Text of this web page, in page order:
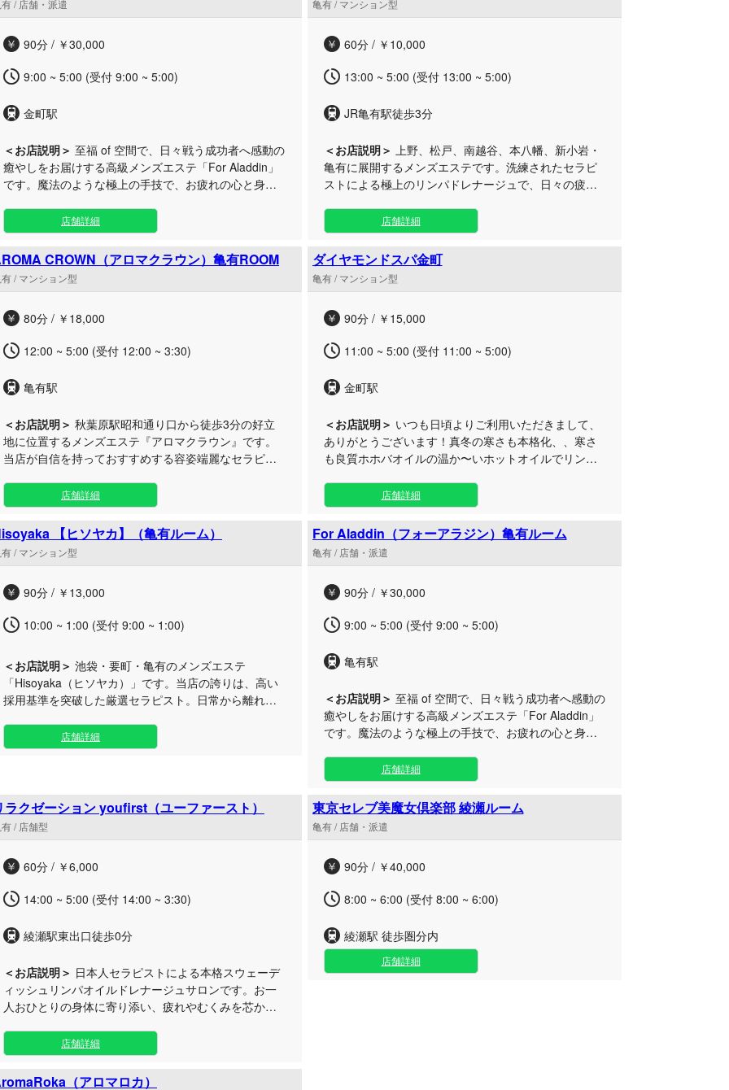
美しい言葉遣いや洗練された立ち振る舞い、そして一
兼ね備えた優秀なセラピストのみを厳選しておりま
ッフが担当する「熟女コース」は、当店の自信作でご
け、その日のご体調や気分、ご要望に最も適したオー
ます。 都会の喧騒を忘れさせる広々とした非日常のプ
ライベート空間で、日常のストレスから解放される極
上の安らぎの時間を、どうぞごゆっくりとお過ごしく
に合わせた多彩なメニューをご用意いたしました。 磨
空間で、日々の疲れをスッキリとリフレッシュしませ
心よりお待ちしております。
/ 店舗・派遣
90分 / ￥30,000
9:00 ~ 5:00 (受付 9:00 ~ 5:00)
金町駅
＜お店説明＞ 至福 of 空間で、日々戦う成功者へ感動の
癒やしをお届けする高級メンズエステ「For Aladdin」
です。魔法のような極上の手技で、お疲れの心と身体
客様一人ひとりのコンディションに合わせた贅沢な施
術をご提供いたします。 都会の喧騒を忘れさせる上質
なプライベート空間は、まさに大人のための隠れ家。
卓越した技術と細やかなおもてなしの心で、お客様の
る特別な時間をお約束いたします。 ビジネスの第一線
に、ぜひ当店で究極のご褒美タイムをご堪能くださ
店舗詳細
亀有 / マンション型
60分 / ￥10,000
13:00 ~ 5:00 (受付 13:00 ~ 5:00)
JR亀有駅徒歩3分
＜お店説明＞ 上野、松戸、南越谷、本八幡、新小岩・
亀有に展開するメンズエステです。洗練されたセラピ
ストによる極上のリンパドレナージュで、日々の疲れ
お届けいたします。 当グループでは、選び抜かれたセ
ラピストがお客様一人ひとりに寄り添い、丁寧な施術
を徹底しております。 贅沢なプライベート空間の中
で、普段の日常とは一味違う「プラスアルファの感動
と癒やし」を心ゆくまでご堪能ください。上質なホス
店舗詳細
CROWN（アロマクラウン）亀有ROOM
/ マンション型
80分 / ￥18,000
12:00 ~ 5:00 (受付 12:00 ~ 3:30)
亀有駅
＜お店説明＞ 秋葉原駅昭和通り口から徒歩3分の好立
地に位置するメンズエステ『アロマクラウン』です。
当店が自信を持っておすすめする容姿端麗なセラピス
をご提供します。 サラリとした質感の水溶性オイルを
贅沢に使用したアロママッサージをはじめ、心地よい
感覚に包まれるホイップマッサージ、じんわりと身体
を温めるホットオイルなど、お客様のコンディション
に合わせた多彩なメニューをご用意いたしました。 磨
空間で、日々の疲れをスッキリとリフレッシュしませ
心よりお待ちしております。
店舗詳細
ダイヤモンドスパ金町
亀有 / マンション型
90分 / ￥15,000
11:00 ~ 5:00 (受付 11:00 ~ 5:00)
金町駅
＜お店説明＞ いつも日頃よりご利用いただきまして、
ありがとうございます！真冬の寒さも本格化、、寒さ
も良質ホホバオイルの温か〜いホットオイルでリンパ
話で心身共にリラクゼーション出来ないはずはござい
ません♡一流の技術で本当に体が軽くなり翌日気持ち
よく1日を過ごせます！
店舗詳細
【ヒソヤカ】（亀有ルーム）
/ マンション型
90分 / ￥13,000
10:00 ~ 1:00 (受付 9:00 ~ 1:00)
＜お店説明＞ 池袋・要町・亀有のメンズエステ
「Hisoyaka（ヒソヤカ）」です。当店の誇りは、高い
採用基準を突破した厳選セラピスト。日常から離れた
お約束いたします。 当店では、お客様に心からご満足
いただけるよう、容姿や施術技術だけでなく、思いや
ラピストをお選びいただいても、ワンランク上の極上
のリラクゼーションをご体感いただけます。 また、都
会の喧騒を忘れさせるような、落ち着きのある洗練さ
気にすることなく、美しいセラピストとの優雅で甘い
時間をご堪能くださいませ。 日々の溜まったお疲れや
ストレスを優しく解きほぐし、至福の癒しで貴方をご
よりお待ち申し上げております。
店舗詳細
For Aladdin（フォーアラジン）亀有ルーム
亀有 / 店舗・派遣
90分 / ￥30,000
9:00 ~ 5:00 (受付 9:00 ~ 5:00)
亀有駅
＜お店説明＞ 至福 of 空間で、日々戦う成功者へ感動の
癒やしをお届けする高級メンズエステ「For Aladdin」
です。魔法のような極上の手技で、お疲れの心と身体
客様一人ひとりのコンディションに合わせた贅沢な施
術をご提供いたします。 都会の喧騒を忘れさせる上質
なプライベート空間は、まさに大人のための隠れ家。
卓越した技術と細やかなおもてなしの心で、お客様の
る特別な時間をお約束いたします。 ビジネスの第一線
に、ぜひ当店で究極のご褒美タイムをご堪能くださ
店舗詳細
ラクゼーション youfirst（ユーファースト）
/ 店舗型
60分 / ￥6,000
14:00 ~ 5:00 (受付 14:00 ~ 3:30)
綾瀬駅東出口徒歩0分
＜お店説明＞ 日本人セラピストによる本格スウェーデ
ィッシュリンパオイルドレナージュサロンです。お一
人おひとりの身体に寄り添い、疲れやむくみを芯から
当サロンでは、高い技術とおもてなしの心を兼ね備え
た日本人セラピストが、お客様お一人おひとりのその
日の体調やご要望に合わせて丁寧に施術を行います。
店舗詳細
東京セレブ美魔女倶楽部 綾瀬ルーム
亀有 / 店舗・派遣
90分 / ￥40,000
8:00 ~ 6:00 (受付 8:00 ~ 6:00)
綾瀬駅 徒歩圏分内
店舗詳細
（アロマロカ）